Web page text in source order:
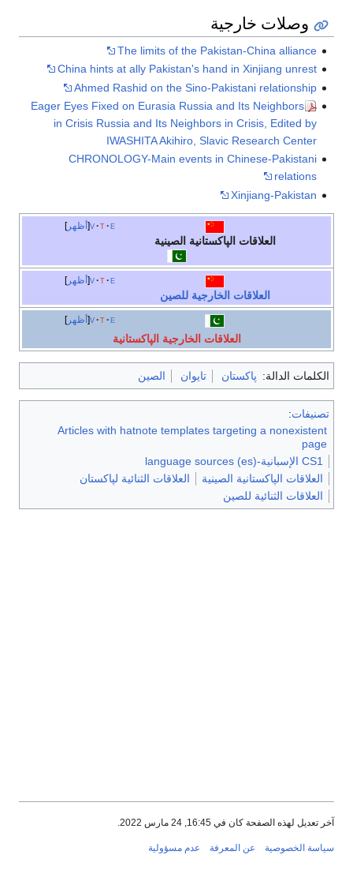
وصلات خارجية
The limits of the Pakistan-China alliance
China hints at ally Pakistan's hand in Xinjiang unrest
Ahmed Rashid on the Sino-Pakistani relationship
Eager Eyes Fixed on Eurasia Russia and Its Neighbors
in Crisis Russia and Its Neighbors in Crisis, Edited by
IWASHITA Akihiro, Slavic Research Center
CHRONOLOGY-Main events in Chinese-Pakistani
relations
Xinjiang-Pakistan
أظهر v t e
العلاقات الپاكستانية الصينية
أظهر v t e
العلاقات الخارجية للصين
أظهر v t e
العلاقات الخارجية الپاكستانية
الكلمات الدالة: پاكستان تايوان الصين
تصنيفات:
Articles with hatnote templates targeting a nonexistent
page
CS1 الإسبانية-language sources (es)
العلاقات الپاكستانية الصينية
العلاقات الثنائية لپاكستان
العلاقات الثنائية للصين
آخر تعديل لهذه الصفحة كان في 16:45, 24 مارس 2022.
سياسة الخصوصية عن المعرفة عدم مسؤولية